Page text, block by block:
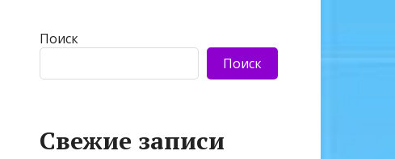
Поиск
Поиск
Свежие записи